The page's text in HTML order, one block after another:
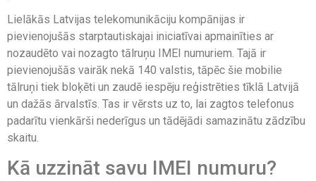
Lielākās Latvijas telekomunikāciju kompānijas ir
pievienojušās starptautiskajai iniciatīvai apmainīties ar
nozaudēto vai nozagto tālruņu IMEI numuriem. Tajā ir
pievienojušās vairāk nekā 140 valstis, tāpēc šie mobilie
tālruņi tiek bloķēti un zaudē iespēju reģistrēties tīklā Latvijā
un dažās ārvalstīs. Tas ir vērsts uz to, lai zagtos telefonus
padarītu vienkārši nederīgus un tādējādi samazinātu zādzību
skaitu.
Kā uzzināt savu IMEI numuru?